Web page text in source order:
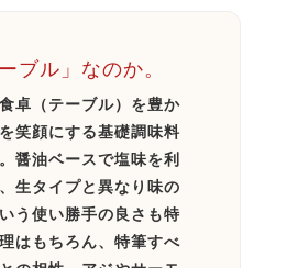
ブル」なのか。
卓（テーブル）を豊か
笑顔にする基礎調味料
醤油ベースで塩味を利
生タイプと異なり味の
う使い勝手の良さも特
はもちろん、特筆すべ